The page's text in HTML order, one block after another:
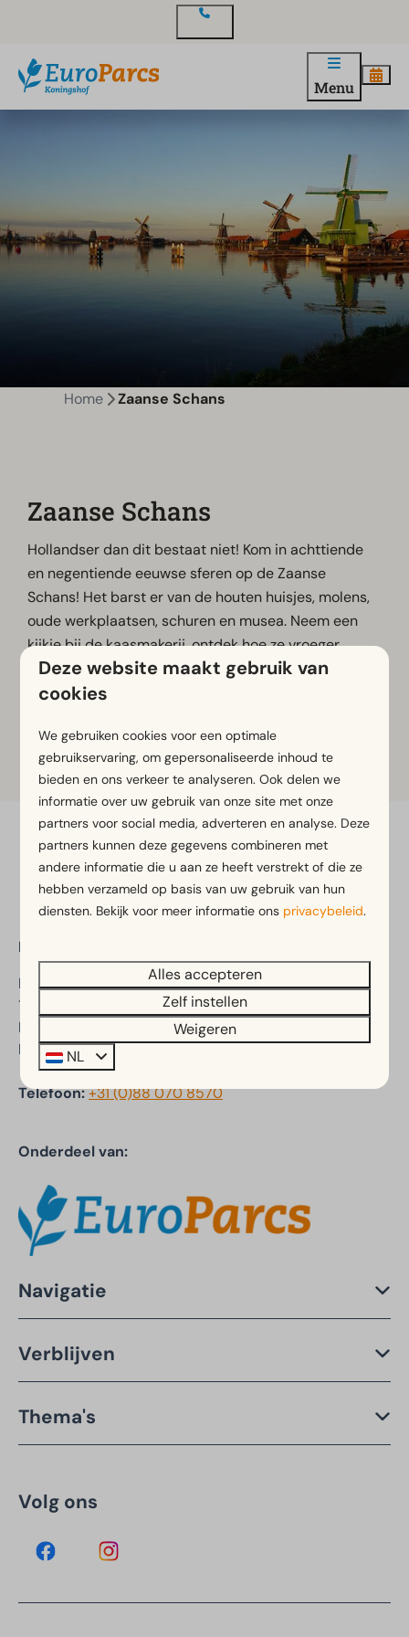
Menu
Home Zaanse Schans
Zaanse Schans
Hollandser dan dit bestaat niet! Kom in achttiende
en negentiende eeuwse sferen op de Zaanse
Schans! Het barst er van de houten huisjes, molens,
oude werkplaatsen, schuren en musea. Neem een
kijkje bij de kaasmakerij, ontdek hoe ze vroeger
brood maakten in het bakkerijmuseum en kijk toe
hoe klompen worden gemaakt.
Meer informatie
Veilig betalen
EuroParcs Koningshof
Duinweg 99
1871 AE Schoorl
Noord-Holland
Nederland
Telefoon:+31 (0)88 070 8570
Onderdeel van:
Navigatie
Verblijven
Thema's
Volg ons
Deze website maakt gebruik van
cookies
We gebruiken cookies voor een optimale
gebruikservaring, om gepersonaliseerde inhoud te
bieden en ons verkeer te analyseren. Ook delen we
informatie over uw gebruik van onze site met onze
partners voor social media, adverteren en analyse. Deze
partners kunnen deze gegevens combineren met
andere informatie die u aan ze heeft verstrekt of die ze
hebben verzameld op basis van uw gebruik van hun
diensten. Bekijk voor meer informatie ons privacybeleid.
Alles accepteren
Zelf instellen
Weigeren
NL